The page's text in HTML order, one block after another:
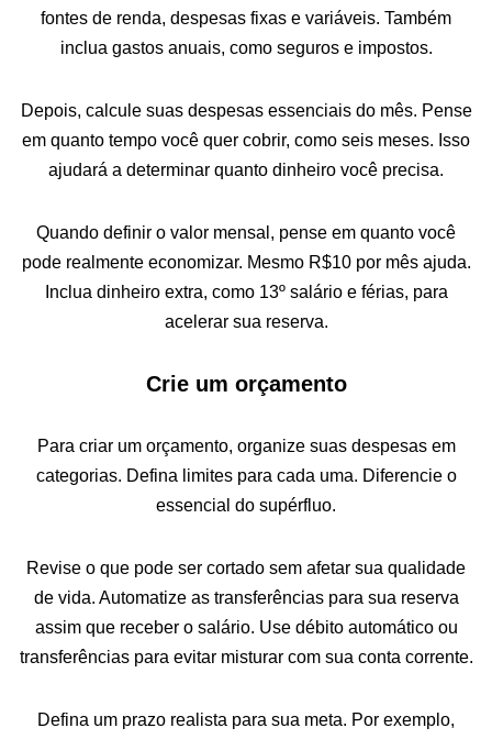
fontes de renda, despesas fixas e variáveis. Também
inclua gastos anuais, como seguros e impostos.
Depois, calcule suas despesas essenciais do mês. Pense
em quanto tempo você quer cobrir, como seis meses. Isso
ajudará a determinar quanto dinheiro você precisa.
Quando definir o valor mensal, pense em quanto você
pode realmente economizar. Mesmo R$10 por mês ajuda.
Inclua dinheiro extra, como 13º salário e férias, para
acelerar sua reserva.
Crie um orçamento
Para criar um orçamento, organize suas despesas em
categorias. Defina limites para cada uma. Diferencie o
essencial do supérfluo.
Revise o que pode ser cortado sem afetar sua qualidade
de vida. Automatize as transferências para sua reserva
assim que receber o salário. Use débito automático ou
transferências para evitar misturar com sua conta corrente.
Defina um prazo realista para sua meta. Por exemplo,